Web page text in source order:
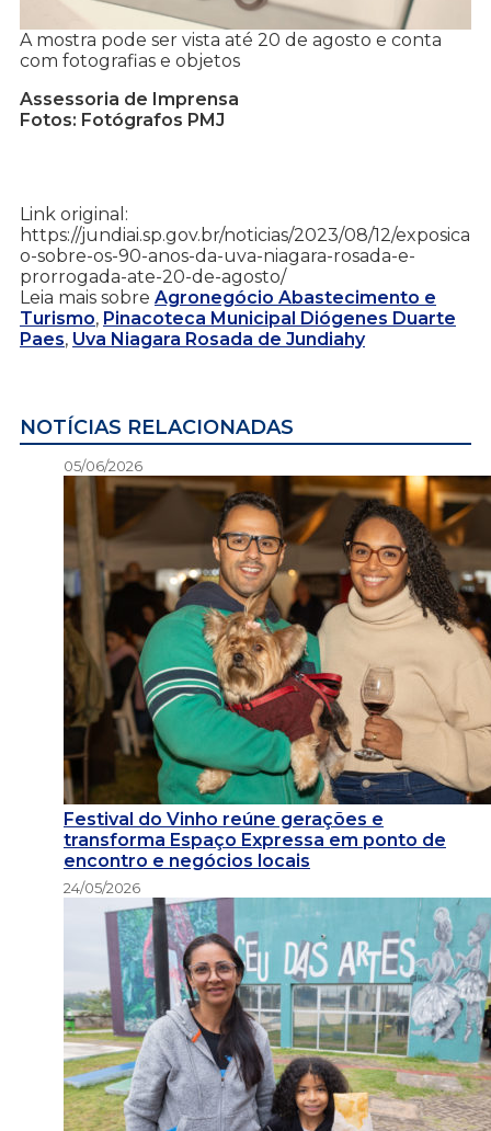
A mostra pode ser vista até 20 de agosto e conta
com fotografias e objetos
Assessoria de Imprensa
Fotos: Fotógrafos PMJ
Link original:
https://jundiai.sp.gov.br/noticias/2023/08/12/exposica
o-sobre-os-90-anos-da-uva-niagara-rosada-e-
prorrogada-ate-20-de-agosto/
Leia mais sobre Agronegócio Abastecimento e
Turismo, Pinacoteca Municipal Diógenes Duarte
Paes, Uva Niagara Rosada de Jundiahy
NOTÍCIAS RELACIONADAS
05/06/2026
Festival do Vinho reúne gerações e
transforma Espaço Expressa em ponto de
encontro e negócios locais
24/05/2026